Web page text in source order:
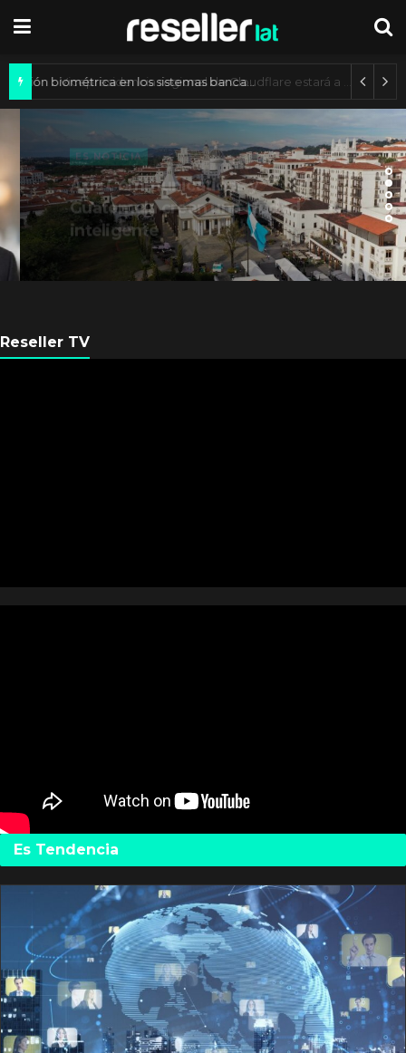
Autenticación biométrica en los sistemas bancarios de América Latina
ES NOTICIA
Axis Communications y
Guatemala crean una ciudad
inteligente
Reseller TV
Es Tendencia